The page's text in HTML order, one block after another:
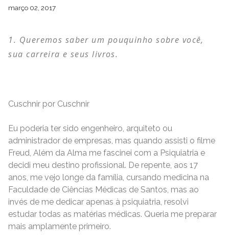
março 02, 2017
Queremos saber um pouquinho sobre você,
sua carreira e seus livros.
Cuschnir por Cuschnir
Eu poderia ter sido engenheiro, arquiteto ou
administrador de empresas, mas quando assisti o filme
Freud, Além da Alma me fascinei com a Psiquiatria e
decidi meu destino profissional. De repente, aos 17
anos, me vejo longe da família, cursando medicina na
Faculdade de Ciências Médicas de Santos, mas ao
invés de me dedicar apenas à psiquiatria, resolvi
estudar todas as matérias médicas. Queria me preparar
mais amplamente primeiro.